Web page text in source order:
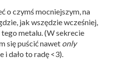
o czymś mocniejszym, na
jak wszędzie wcześniej,
metalu. (W sekrecie
się puścić nawet only
dało to radę <3).